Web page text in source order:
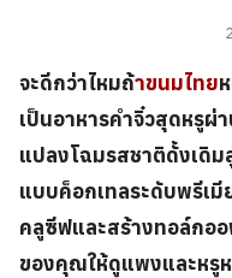
จะดีกว่าไหมถ้าขนมไทย
เป็นอาหารคำจิ๋วสุดหรูผ่
แปลงโฉมรสชาติดั้งเดิม
แบบค็อกเทลระดับพรีเ
คลูซีฟและสร้างทอล์กอ
ของคุณให้ดูแพงและหรู